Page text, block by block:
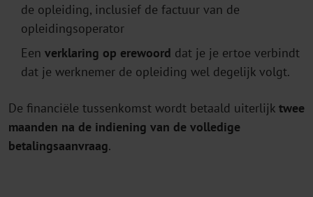
de opleiding, inclusief de factuur van de
opleidingsoperator
Een verklaring op erewoord dat je je ertoe verbindt
dat je werknemer de opleiding wel degelijk volgt.
De financiële tussenkomst wordt betaald uiterlijk twee
maanden na de indiening van de volledige
betalingsaanvraag.